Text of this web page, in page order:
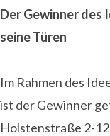
Der Gewinner
seine Türen
Im Rahmen des
ist der Gewinner
Holstenstraße 2-